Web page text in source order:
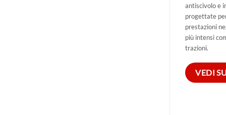
antiscivolo e
progettate
prestazioni
più intensi
trazioni.
VEDI